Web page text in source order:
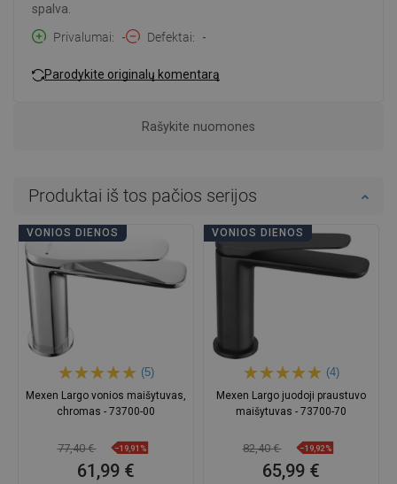
spalva.
Privalumai
- Defektai -
Parodykite originalų komentarą
Rašykite nuomones
Produktai iš tos pačios serijos
VONIOS DIENOS
(5)
Mexen Largo vonios maišytuvas,
chromas - 73700-00
77,40 € −19,91%
61,99 €
VONIOS DIENOS
(4)
Mexen Largo juodoji praustuvo
maišytuvas - 73700-70
82,40 € −19,92%
65,99 €